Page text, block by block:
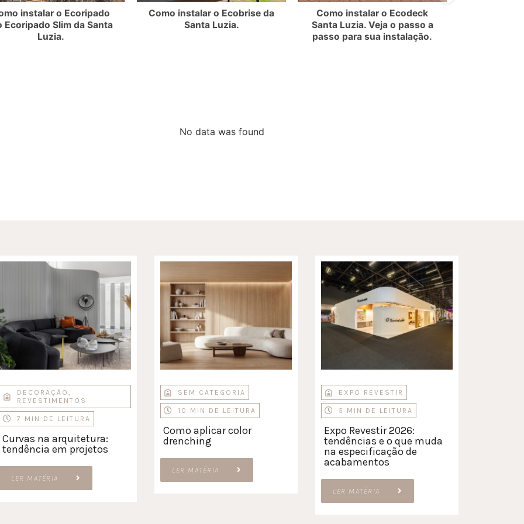
instalar o Ecoripado
Ecoripado Slim da Santa
Luzia.
Como instalar o Ecobrise da
Santa Luzia.
Como instalar o Ecodeck
Santa Luzia. Veja o passo a
passo para sua instalação.
No data was found
DECORAÇÃO,
REVESTIMENTOS
7 MIN DE LEITURA
Curvas na arquitetura:
tendência em projetos
LER MATÉRIA
SEM CATEGORIA
10 MIN DE LEITURA
Como aplicar color
drenching
LER MATÉRIA
EXPO REVESTIR
5 MIN DE LEITURA
Expo Revestir 2026:
tendências e o que muda
na especificação de
acabamentos
LER MATÉRIA